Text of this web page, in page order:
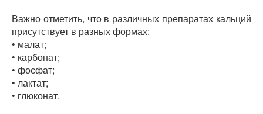
Важно отметить, что в различных препаратах кальций
присутствует в разных формах:
• малат;
• карбонат;
• фосфат;
• лактат;
• глюконат.